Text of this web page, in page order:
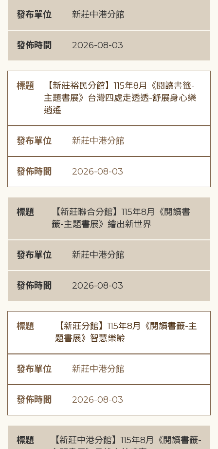
發布單位 新莊中港分館
發佈時間 2026-08-03
標題
【新莊裕民分館】115年8月《閱讀書籤-
主題書展》台灣四處走透透-舒展身心樂
逍遙
發布單位 新莊中港分館
發佈時間 2026-08-03
標題
【新莊聯合分館】115年8月《閱讀書
籤-主題書展》繪出新世界
發布單位 新莊中港分館
發佈時間 2026-08-03
標題
【新莊分館】115年8月《閱讀書籤-主
題書展》智慧樂齡
發布單位 新莊中港分館
發佈時間 2026-08-03
標題
【新莊中港分館】115年8月《閱讀書籤-